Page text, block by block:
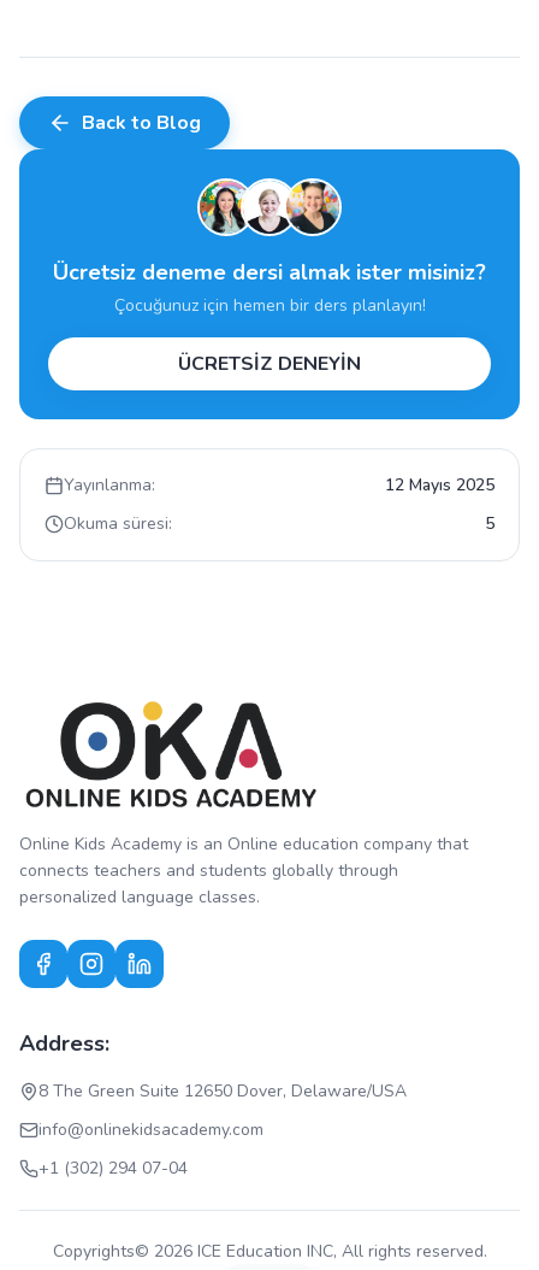
Back to Blog
Ücretsiz deneme dersi almak ister misiniz?
Çocuğunuz için hemen bir ders planlayın!
ÜCRETSİZ DENEYİN
Yayınlanma:
12 Mayıs 2025
Okuma süresi:
5
Online Kids Academy is an Online education company that
connects teachers and students globally through
personalized language classes.
Address:
8 The Green Suite 12650 Dover, Delaware/USA
info@onlinekidsacademy.com
+1 (302) 294 07-04
Copyrights© 2026 ICE Education INC, All rights reserved.